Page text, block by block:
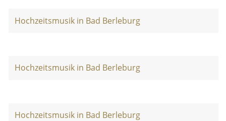
Hochzeitsmusik in Bad Berleburg
Hochzeitsmusik in Bad Berleburg
Hochzeitsmusik in Bad Berleburg